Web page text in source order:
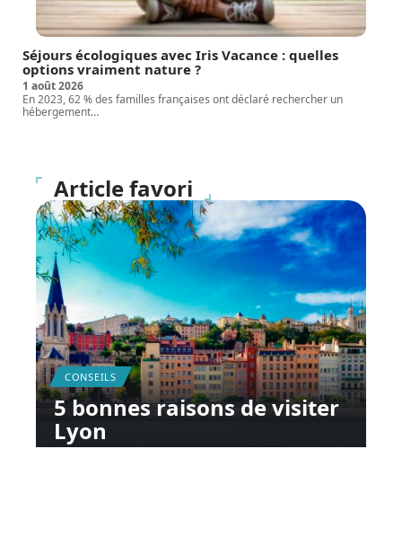
Séjours écologiques avec Iris Vacance : quelles
options vraiment nature ?
1 août 2026
En 2023, 62 % des familles françaises ont déclaré rechercher un
hébergement…
Article favori
CONSEILS
5 bonnes raisons de visiter
Lyon